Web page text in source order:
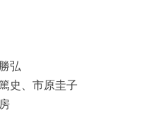
弘
史、市原圭子